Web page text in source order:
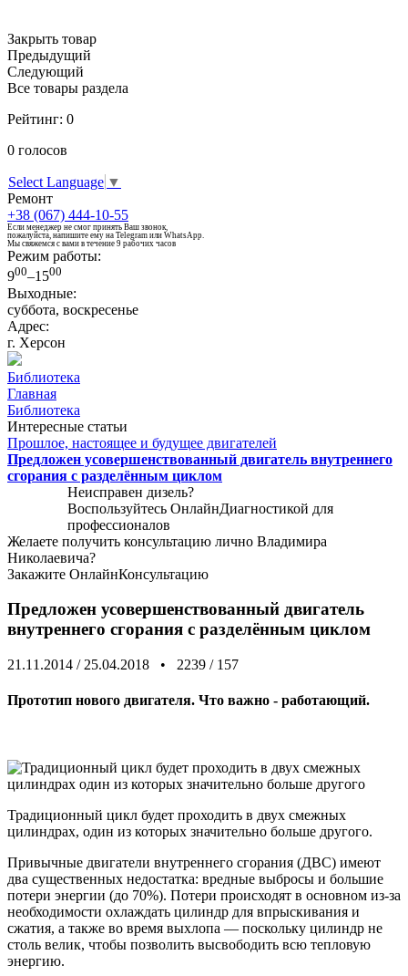
Закрыть товар
Предыдущий
Следующий
Все товары раздела
Рейтинг: 0
0 голосов
Select Language ▼
Ремонт
+38 (067) 444-10-55
Если менеджер не смог принять Ваш звонок,
пожалуйста, напишите ему на Telegram или WhatsApp.
Мы свяжемся с вами в течение 9 рабочих часов
Режим работы:
900–1500
Выходные:
суббота, воскресенье
Адрес:
г. Херсон
Библиотека
Главная
Библиотека
Интересные статьи
Прошлое, настоящее и будущее двигателей
Предложен усовершенствованный двигатель внутреннего
сгорания с разделённым циклом
Неисправен дизель?
Воспользуйтесь ОнлайнДиагностикой для
профессионалов
Желаете получить консультацию лично Владимира
Николаевича?
Закажите ОнлайнКонсультацию
Предложен усовершенствованный двигатель
внутреннего сгорания с разделённым циклом
21.11.2014 / 25.04.2018 • 2239 / 157
Прототип нового двигателя. Что важно - работающий.
Традиционный цикл будет проходить в двух смежных
цилиндрах, один из которых значительно больше другого.
Привычные двигатели внутреннего сгорания (ДВС) имеют
два существенных недостатка: вредные выбросы и большие
потери энергии (до 70%). Потери происходят в основном из-за
необходимости охлаждать цилиндр для впрыскивания и
сжатия, а также во время выхлопа — поскольку цилиндр не
столь велик, чтобы позволить высвободить всю тепловую
энергию.